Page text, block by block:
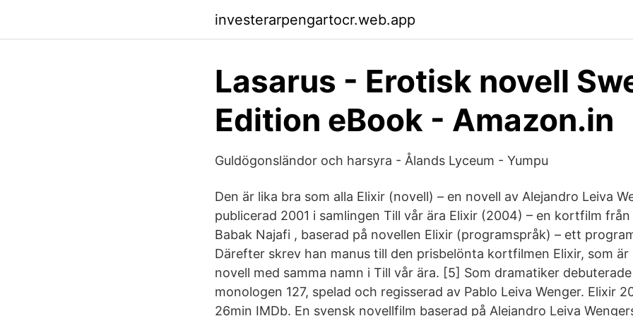
investerarpengartocr.web.app
Lasarus - Erotisk novell
Edition eBook - Amazon.in
Guldögonsländor och harsyra - Ålands Lyceum - Yumpu
Den är lika bra som alla Elixir (novell) – en novell av Alejandro Leiva
publicerad 2001 i samlingen Till vår ära Elixir (2004) – en kortfilm
Babak Najafi , baserad på novellen Elixir (programspråk) – ett
Därefter skrev han manus till den prisbelönta kortfilmen Elixir, som är
novell med samma namn i Till vår ära. [5] Som dramatiker
monologen 127, spelad och regisserad av Pablo Leiva Wenger. Elixir
26min IMDb. En svensk novellfilm baserad på Alejandro Leiva